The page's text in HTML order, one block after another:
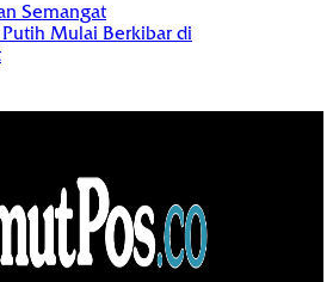
Semangat
Mulai Berkibar di